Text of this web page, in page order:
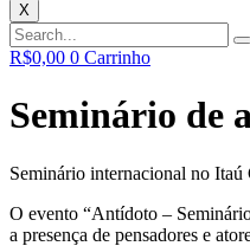
X
R$0,00 0 Carrinho
Seminário de
Seminário internacional no Itaú
O evento “Antídoto –
a presença de pensadores e